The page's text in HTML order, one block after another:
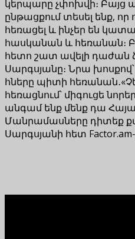
կերպարը չփոխվի։ Բայց
ընթացքում տեսել ենք, որ
հեռացել և ինչեր են
հասկանան և հեռանան։
հետո շատ ավելի դաժան
Սարգսյանը։ Նրա
հները պիտի
հեռացնում՝ միգուցե
անգամ ենք մենք դա
Մանրամասները դիտեք
Սարգսյանի հետ